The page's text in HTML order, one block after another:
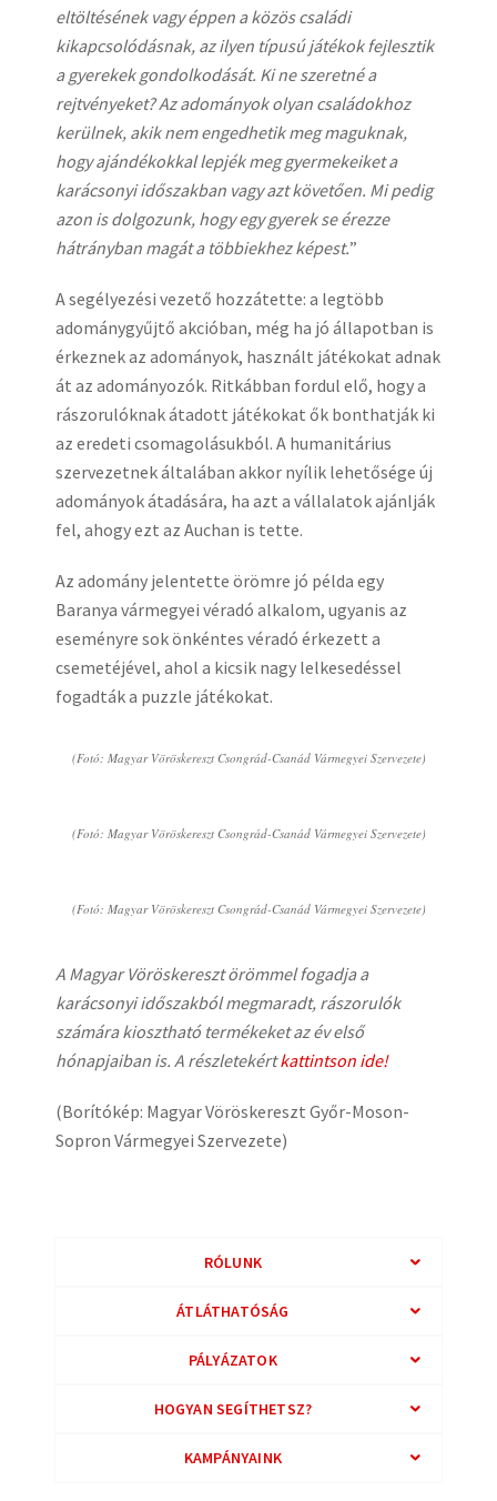
eltöltésének vagy éppen a közös családi
kikapcsolódásnak, az ilyen típusú játékok fejlesztik
a gyerekek gondolkodását. Ki ne szeretné a
rejtvényeket? Az adományok olyan családokhoz
kerülnek, akik nem engedhetik meg maguknak,
hogy ajándékokkal lepjék meg gyermekeiket a
karácsonyi időszakban vagy azt követően. Mi pedig
azon is dolgozunk, hogy egy gyerek se érezze
hátrányban magát a többiekhez képest.”
A segélyezési vezető hozzátette: a legtöbb
adománygyűjtő akcióban, még ha jó állapotban is
érkeznek az adományok, használt játékokat adnak
át az adományozók. Ritkábban fordul elő, hogy a
rászorulóknak átadott játékokat ők bonthatják ki
az eredeti csomagolásukból. A humanitárius
szervezetnek általában akkor nyílik lehetősége új
adományok átadására, ha azt a vállalatok ajánlják
fel, ahogy ezt az Auchan is tette.
Az adomány jelentette örömre jó példa egy
Baranya vármegyei véradó alkalom, ugyanis az
eseményre sok önkéntes véradó érkezett a
csemetéjével, ahol a kicsik nagy lelkesedéssel
fogadták a puzzle játékokat.
(Fotó: Magyar Vöröskereszt Csongrád-Csanád Vármegyei Szervezete)
(Fotó: Magyar Vöröskereszt Csongrád-Csanád Vármegyei Szervezete)
(Fotó: Magyar Vöröskereszt Csongrád-Csanád Vármegyei Szervezete)
A Magyar Vöröskereszt örömmel fogadja a
karácsonyi időszakból megmaradt, rászorulók
számára kiosztható termékeket az év első
hónapjaiban is. A részletekértkattintson ide!
(Borítókép: Magyar Vöröskereszt Győr-Moson-
Sopron Vármegyei Szervezete)
RÓLUNK
ÁTLÁTHATÓSÁG
PÁLYÁZATOK
HOGYAN SEGÍTHETSZ?
KAMPÁNYAINK